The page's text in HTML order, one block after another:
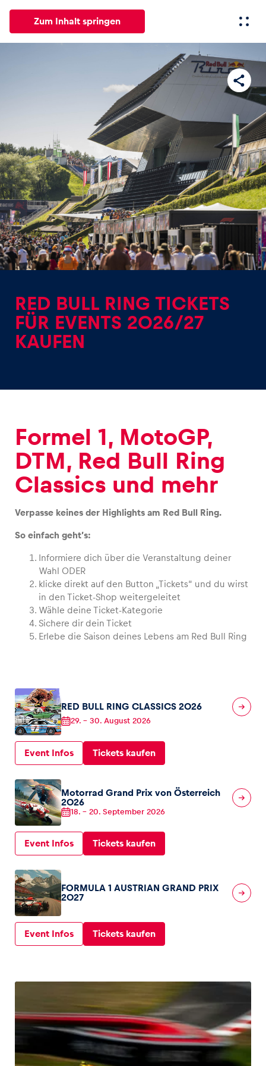
Zum Inhalt springen
Erlebnisse Seiten
Alle anzeigen
Events
Alle anzeigen
Seiten
Alle anzeigen
Fahrzeug
Business
Glossar
RED BULL RING TICKETS
FÜR EVENTS 2026/27
KAUFEN
Formel 1, MotoGP,
DTM, Red Bull Ring
Classics und mehr
Verpasse keines der Highlights am Red Bull Ring.
So einfach geht’s:
Informiere dich über die Veranstaltung deiner
Wahl ODER
klicke direkt auf den Button „Tickets“ und du wirst
in den Ticket-Shop weitergeleitet
Wähle deine Ticket-Kategorie
Sichere dir dein Ticket
Erlebe die Saison deines Lebens am Red Bull Ring
RED BULL RING CLASSICS 2026
29. – 30. August 2026
Event Infos Tickets kaufen
Motorrad Grand Prix von Österreich
2026
18. – 20. September 2026
Event Infos Tickets kaufen
FORMULA 1 AUSTRIAN GRAND PRIX
2027
Event Infos Tickets kaufen